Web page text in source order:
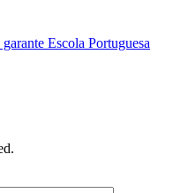
Escola Portuguesa